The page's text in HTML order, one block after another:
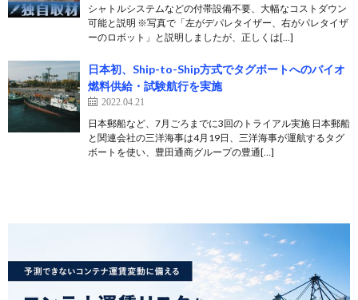
シャトルシステムなどの付帯設備不要、大幅なコストダウン
可能と説明 ※写真で「左がデパレタイザー、右がパレタイザ
ーのロボット」と説明しましたが、正しくは[…]
日本初、Ship-to-Ship方式でタグボートへのバイオ
燃料供給・試験航行を実施
2022.04.21
日本郵船など、7月ごろまでに3回のトライアル実施 日本郵船
と関連会社の三洋海事は4月19日、三洋海事が運航するタグ
ボートを使い、豊田通商グループの豊通[…]